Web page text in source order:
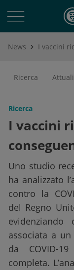
News I vaccini
Ricerca
Ricerca
I vaccini
Uno studio
ha analizzato
contro la
del Regno
evidenziando
associata a
da COVID-
completa.